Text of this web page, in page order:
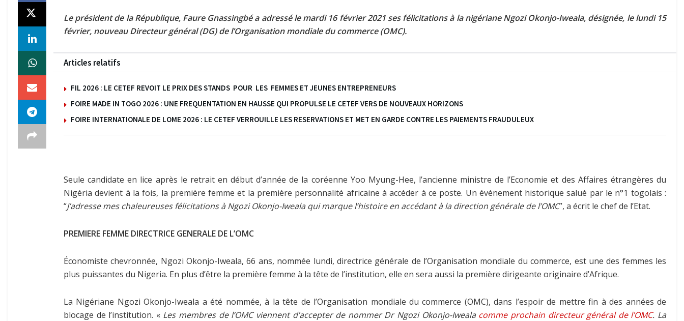
Le président de la République, Faure Gnassingbé a adressé le mardi 16 février 2021 ses félicitations à la nigériane Ngozi Okonjo-Iweala, désignée, le lundi 15
février, nouveau Directeur général (DG) de l’Organisation mondiale du commerce (OMC).
Articles relatifs
FIL 2026 : LE CETEF REVOIT LE PRIX DES STANDS POUR LES FEMMES ET JEUNES ENTREPRENEURS
FOIRE MADE IN TOGO 2026 : UNE FREQUENTATION EN HAUSSE QUI PROPULSE LE CETEF VERS DE NOUVEAUX HORIZONS
FOIRE INTERNATIONALE DE LOME 2026 : LE CETEF VERROUILLE LES RESERVATIONS ET MET EN GARDE CONTRE LES PAIEMENTS FRAUDULEUX
Seule candidate en lice après le retrait en début d’année de la coréenne Yoo Myung-Hee, l’ancienne ministre de l’Economie et des Affaires étrangères du
Nigéria devient à la fois, la première femme et la première personnalité africaine à accéder à ce poste. Un événement historique salué par le n°1 togolais :
“J’adresse mes chaleureuses félicitations à Ngozi Okonjo-Iweala qui marque l’histoire en accédant à la direction générale de l’OMC”, a écrit le chef de l’Etat.
PREMIERE FEMME DIRECTRICE GENERALE DE L’OMC
Économiste chevronnée, Ngozi Okonjo-Iweala, 66 ans, nommée lundi, directrice générale de l’Organisation mondiale du commerce, est une des femmes les
plus puissantes du Nigeria. En plus d’être la première femme à la tête de l’institution, elle en sera aussi la première dirigeante originaire d’Afrique.
La Nigériane Ngozi Okonjo-Iweala a été nommée, à la tête de l’Organisation mondiale du commerce (OMC), dans l’espoir de mettre fin à des années de
blocage de l’institution. « Les membres de l’OMC viennent d’accepter de nommer Dr Ngozi Okonjo-Iweala comme prochain directeur général de l’OMC. La